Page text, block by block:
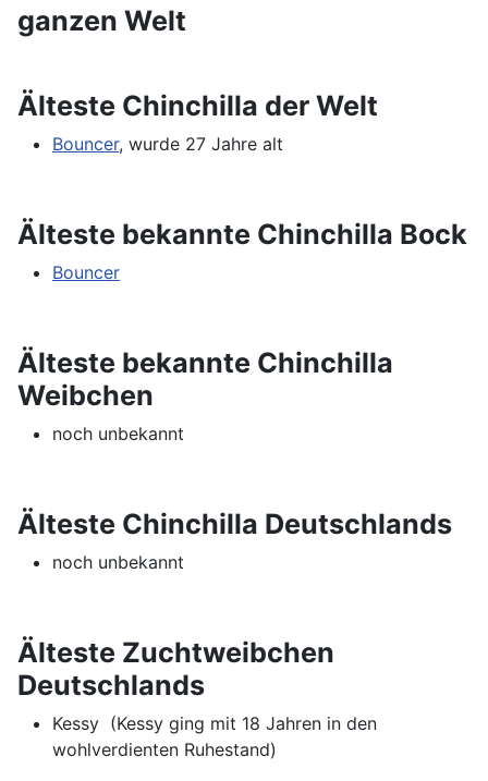
ganzen Welt
Älteste Chinchilla der Welt
Bouncer, wurde 27 Jahre alt
Älteste bekannte Chinchilla Bock
Bouncer
Älteste bekannte Chinchilla
Weibchen
noch unbekannt
Älteste Chinchilla Deutschlands
noch unbekannt
Älteste Zuchtweibchen
Deutschlands
Kessy (Kessy ging mit 18 Jahren in den
wohlverdienten Ruhestand)